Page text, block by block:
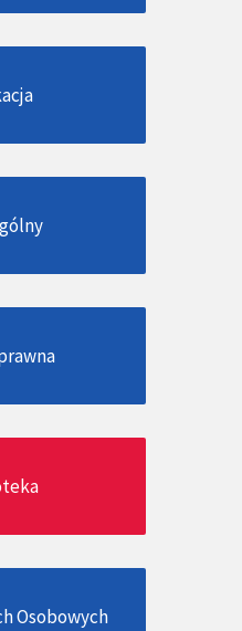
Osobowych